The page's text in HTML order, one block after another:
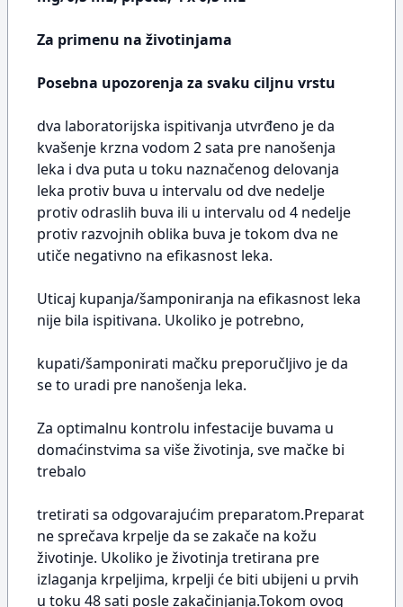
Za primenu na životinjama
Posebna upozorenja za svaku ciljnu vrstu
dva laboratorijska ispitivanja utvrđeno je da
kvašenje krzna vodom 2 sata pre nanošenja
leka i dva puta u toku naznačenog delovanja
leka protiv buva u intervalu od dve nedelje
protiv odraslih buva ili u intervalu od 4 nedelje
protiv razvojnih oblika buva je tokom dva ne
utiče negativno na efikasnost leka.
Uticaj kupanja/šamponiranja na efikasnost leka
nije bila ispitivana. Ukoliko je potrebno,
kupati/šamponirati mačku preporučljivo je da
se to uradi pre nanošenja leka.
Za optimalnu kontrolu infestacije buvama u
domaćinstvima sa više životinja, sve mačke bi
trebalo
tretirati sa odgovarajućim preparatom.Preparat
ne sprečava krpelje da se zakače na kožu
životinje. Ukoliko je životinja tretirana pre
izlaganja krpeljima, krpelji će biti ubijeni u prvih
u toku 48 sati posle zakačinjanja.Tokom ovog